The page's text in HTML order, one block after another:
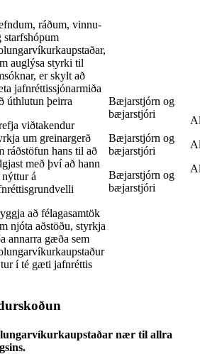
ráðum, vinnu-
starfshópum
auglýsa styrki til
er skylt að
jafnréttissjónarmiða
úthlutun þeirra
viðtakendur
um greinargerð
ráðstöfun hans til að
með því að hann
nýttur á
að félagasamtök
njóta aðstöðu, styrkja
annarra gæða sem
í té gæti jafnréttis
Bæjarstjórn og
bæjarstjóri
Bæjarstjórn og
bæjarstjóri
Bæjarstjórn og
bæjarstjóri
nær til allra